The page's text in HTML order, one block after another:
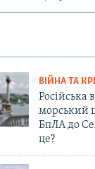
ВІЙНА ТА
Російська
морський
БпЛА до
це?